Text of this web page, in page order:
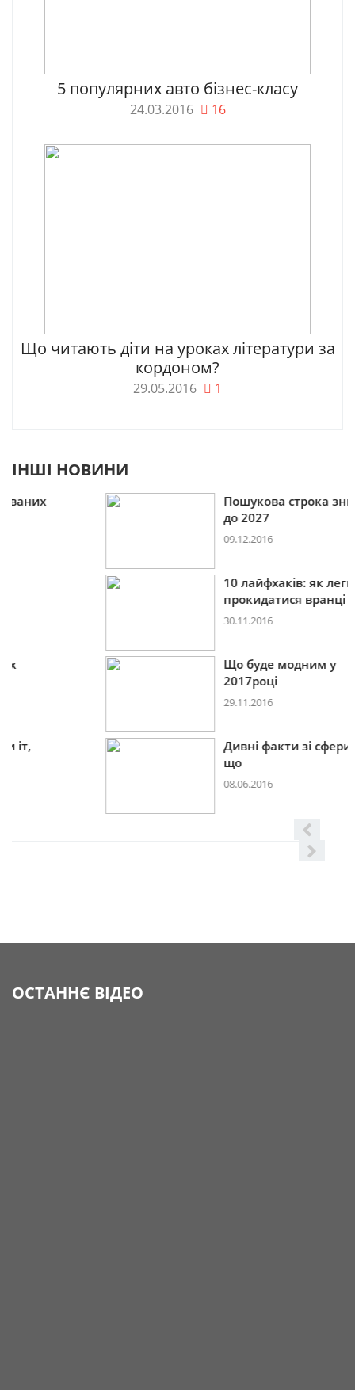
5 популярних авто бізнес-класу
24.03.2016 16
Що читають діти на уроках літератури за
кордоном?
29.05.2016 1
ІНШІ НОВИНИ
Пошукова строка зникне
10 лайфхаків: як легко
прокидатися вранці
Що буде модним у
Дивні факти зі сфери іт,
ОСТАННЄ ВІДЕО